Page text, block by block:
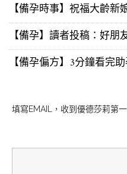
【備孕時事】祝福大齡新
【備孕】讀者投稿：好
【備孕偏方】3分鐘看完
填寫EMAIL，收到優德莎莉第